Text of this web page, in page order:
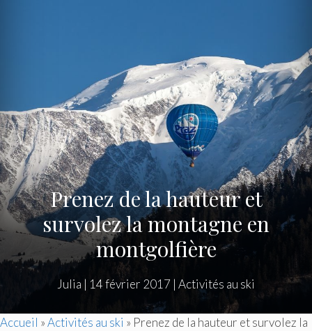
Prenez de la hauteur et
survolez la montagne en
montgolfière
Julia | 14 février 2017 | Activités au ski
Accueil »Activités au ski » Prenez de la hauteur et survolez la